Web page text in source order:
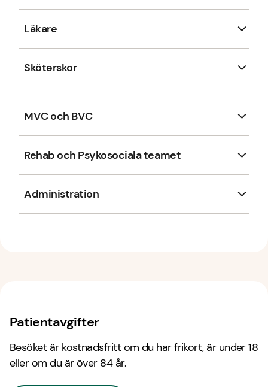
Läkare
Sköterskor
MVC och BVC
Rehab och Psykosociala teamet
Administration
Patientavgifter
Besöket är kostnadsfritt om du har frikort, är under 18
eller om du är över 84 år.